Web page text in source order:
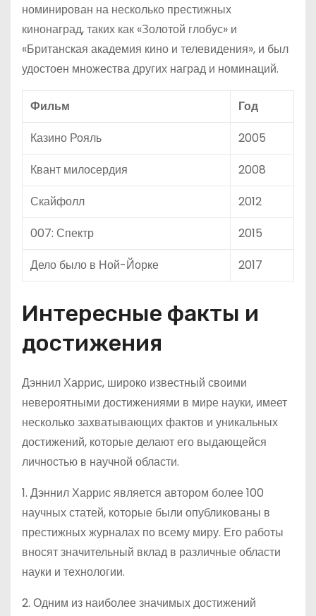
номинирован на несколько престижных
кинонаград, таких как «Золотой глобус» и
«Британская академия кино и телевидения», и был
удостоен множества других наград и номинаций.
Фильм
Год
Казино Рояль
2005
Квант милосердия
2008
Скайфолл
2012
007: Спектр
2015
Дело было в Ной-Йорке
2017
Интересные факты и
достижения
Дэннил Харрис, широко известный своими
невероятными достижениями в мире науки, имеет
несколько захватывающих фактов и уникальных
достижений, которые делают его выдающейся
личностью в научной области.
1. Дэннил Харрис является автором более 100
научных статей, которые были опубликованы в
престижных журналах по всему миру. Его работы
вносят значительный вклад в различные области
науки и технологии.
2. Одним из наиболее значимых достижений